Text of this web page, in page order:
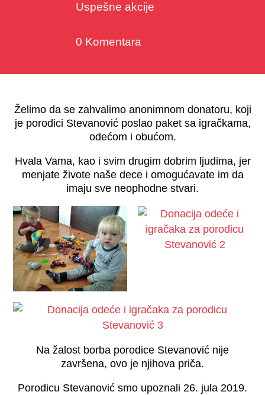
Uspešne akcije
0 Komentara
Želimo da se zahvalimo anonimnom donatoru, koji
je porodici Stevanović poslao paket sa igračkama,
odećom i obućom.
Hvala Vama, kao i svim drugim dobrim ljudima, jer
menjate živote naše dece i omogućavate im da
imaju sve neophodne stvari.
Na žalost borba porodice Stevanović nije
završena, ovo je njihova priča.
Porodicu Stevanović smo upoznali 26. jula 2019.